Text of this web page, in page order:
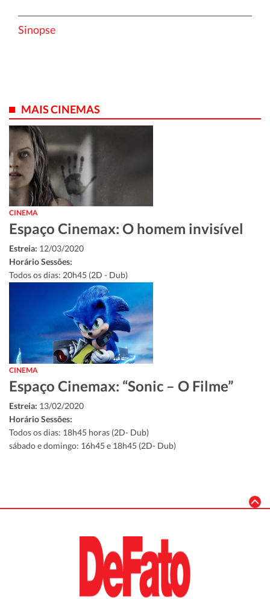
Sinopse
MAIS CINEMAS
CINEMA
Espaço Cinemax: O homem invisível
Estreia: 12/03/2020
Horário Sessões:
Todos os dias: 20h45 (2D - Dub)
CINEMA
Espaço Cinemax: “Sonic – O Filme”
Estreia: 13/02/2020
Horário Sessões:
Todos os dias: 18h45 horas (2D- Dub)
sábado e domingo: 16h45 e 18h45 (2D- Dub)